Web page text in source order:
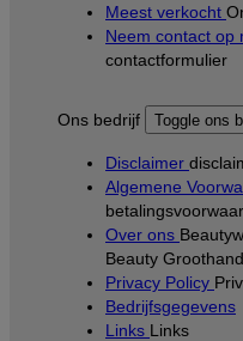
Meest verkocht
Neem contact op
contactformulier
Ons bedrijf Toggle ons
Disclaimer
Algemene
Over ons
Beauty
Privacy Policy
Bedrijfsgegevens
Links Links